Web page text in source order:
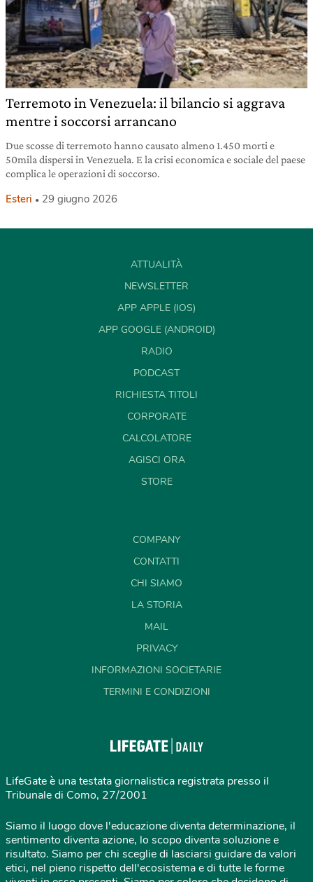
Terremoto in Venezuela: il bilancio si aggrava
mentre i soccorsi arrancano
Due scosse di terremoto hanno causato almeno 1.450 morti e
50mila dispersi in Venezuela. E la crisi economica e sociale del paese
complica le operazioni di soccorso.
Esteri 29 giugno 2026
ATTUALITÀ
NEWSLETTER
APP APPLE (IOS)
APP GOOGLE (ANDROID)
RADIO
PODCAST
RICHIESTA TITOLI
CORPORATE
CALCOLATORE
AGISCI ORA
STORE
COMPANY
CONTATTI
CHI SIAMO
LA STORIA
MAIL
PRIVACY
INFORMAZIONI SOCIETARIE
TERMINI E CONDIZIONI
LifeGate è una testata giornalistica registrata presso il
Tribunale di Como, 27/2001
Siamo il luogo dove l'educazione diventa determinazione, il
sentimento diventa azione, lo scopo diventa soluzione e
risultato. Siamo per chi sceglie di lasciarsi guidare da valori
etici, nel pieno rispetto dell'ecosistema e di tutte le forme